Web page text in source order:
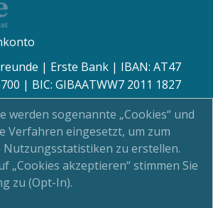
| Erste Bank | IBAN: AT47
| BIC: GIBAATWW7 2011 1827
werden sogenannte „Cookies“ und
Verfahren eingesetzt, um zum
Nutzungsstatistiken zu erstellen.
„Cookies akzeptieren“ stimmen Sie
zu (Opt-In).